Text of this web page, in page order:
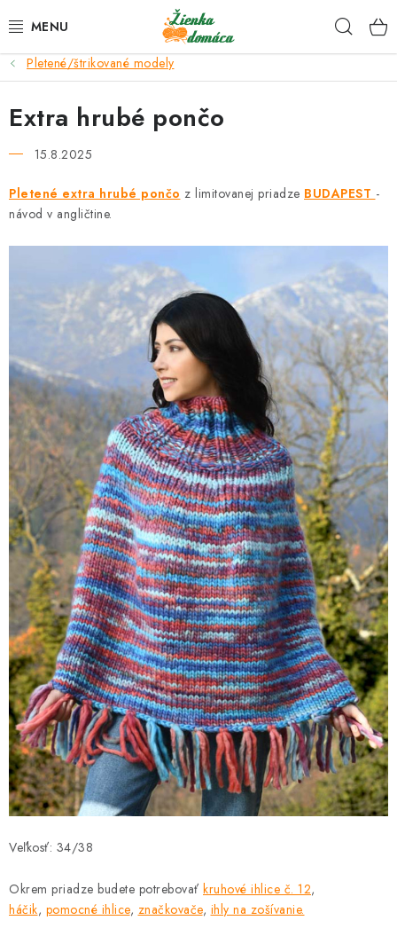
na
NOVINKY*
KLBKÁ
ČASOPISY, NÁVODY
DARČEKOVÉ POUKÁŽKY
VÝPREDAJ!
O nás a výrobcoch Ako nakupovať
Návody a video kurzy
VIDEO návody k ovládaniu e-shopu
Oznamy Kontakty
Pletené/štrikované modely
Extra hrubé pončo
15.8.2025
Pletené extra hrubé pončo z limitovanej priadze BUDAPEST -
návod v angličtine.
Veľkosť: 34/38
Okrem priadze budete potrebovať kruhové ihlice č. 12,
háčik, pomocné ihlice, značkovače, ihly na zošívanie.